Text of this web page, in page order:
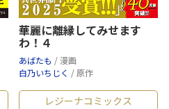
華麗に離縁してみせます
わ！４
あばたも / 漫画
白乃いちじく / 原作
レジーナコミックス